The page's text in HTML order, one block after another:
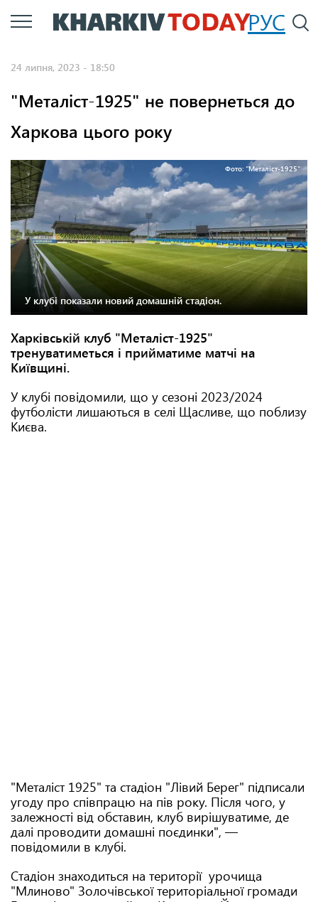
Перейти
до
РУС
24 липня, 2023 - 18:50
"Металіст-1925" не повернеться до
Харкова цього року
Фото: "Металіст-1925"
У клубі показали новий домашній стадіон.
Харківській клуб "Металіст-1925"
тренуватиметься і прийматиме матчі на
Київщині.
У клубі повідомили, що у сезоні 2023/2024
футболісти лишаються в селі Щасливе, що поблизу
Києва.
"Металіст 1925" та стадіон "Лівий Берег" підписали
угоду про співпрацю на пів року. Після чого, у
залежності від обставин, клуб вирішуватиме, де
далі проводити домашні поєдинки", —
повідомили в клубі.
Стадіон знаходиться на території урочища
"Млиново" Золочівської територіальної громади